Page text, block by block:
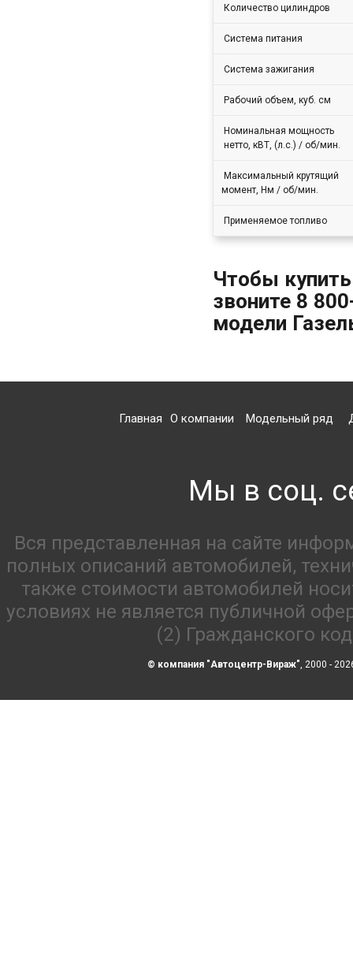
Количество цилиндров
Система питания
Система зажигания
Рабочий объем, куб. см
Номинальная мощность
нетто, кВТ, (л.с.) / об/мин.
Максимальный крутящий
момент, Нм / об/мин.
Применяемое топливо
Чтобы
звоните 8
модели
Главная О компании Модельный ряд
Мы в соц.
Вся представленная на сайте
полных описаний автомобилей,
также стоимости автомобилей
условиях не является публичной
(2) Гражданского
© компания "Автоцентр-Вираж", 2000 -